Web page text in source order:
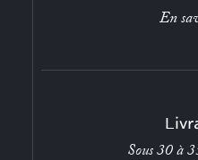
En
Sous 30 à